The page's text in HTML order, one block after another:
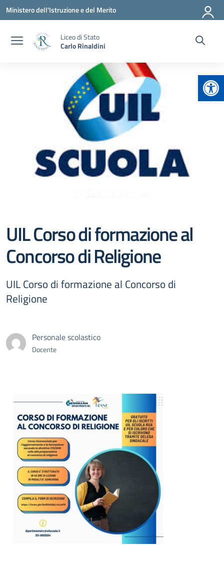
Vai ai contenuti
Vai al menu di navigazione
Vai al footer
Ministero dell'Istruzione e del Merito
Liceo di Stato
Carlo Rinaldini
UIL Corso di formazione al
Concorso di Religione
UIL Corso di formazione al Concorso di
Religione
Personale scolastico
Docente